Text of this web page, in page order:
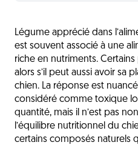
Les bénéfices possibles
Les risques du brocoli
Les bonnes pratiques
Les chiens qui
prudence
Les idées reçues autour
Légume apprécié dans
est souvent associé à une
riche en nutriments.
alors s’il peut aussi avoir sa
chien. La réponse est
considéré comme toxique
quantité, mais il n’est pas
l’équilibre nutritionnel du
certains composés naturels